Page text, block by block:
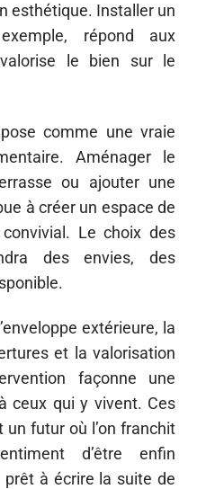
esthétique. Installer un
répond aux
le bien sur le
comme une vraie
Aménager le
ou ajouter une
à créer un espace de
Le choix des
des envies, des
extérieure, la
et la valorisation
façonne une
ceux qui y vivent. Ces
futur où l’on franchit
d’être enfin
à écrire la suite de